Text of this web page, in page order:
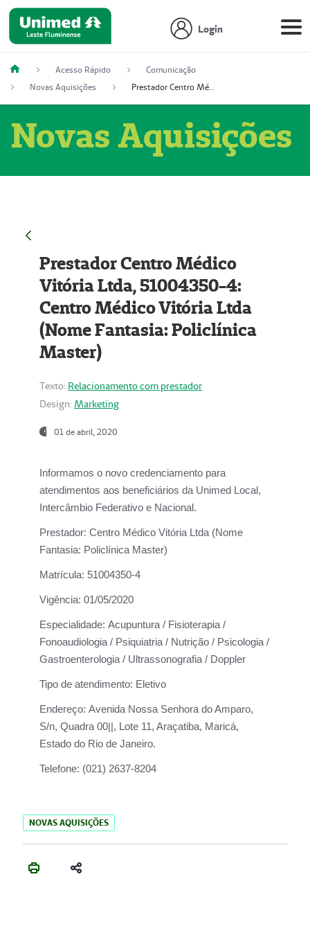
Login
Acesso Rápido
Comunicação
Novas Aquisições
Prestador Centro Médico Vitória Ltda, 51004350-4: Centro Médico Vitória Ltda (Nome Fantasia: Policlínica Master)
Novas Aquisições
Prestador Centro Médico
Vitória Ltda, 51004350-4:
Centro Médico Vitória Ltda
(Nome Fantasia: Policlínica
Master)
Texto: Relacionamento com prestador
Design: Marketing
01 de abril, 2020
Informamos o novo credenciamento para
atendimentos aos beneficiários da Unimed Local,
Intercâmbio Federativo e Nacional.
Prestador: Centro Médico Vitória Ltda (Nome
Fantasia: Policlínica Master)
Matrícula: 51004350-4
Vigência: 01/05/2020
Especialidade: Acupuntura / Fisioterapia /
Fonoaudiologia / Psiquiatria / Nutrição / Psicologia /
Gastroenterologia / Ultrassonografia / Doppler
Tipo de atendimento: Eletivo
Endereço: Avenida Nossa Senhora do Amparo,
S/n, Quadra 00||, Lote 11, Araçatiba, Maricá,
Estado do Rio de Janeiro.
Telefone: (021) 2637-8204
NOVAS AQUISIÇÕES